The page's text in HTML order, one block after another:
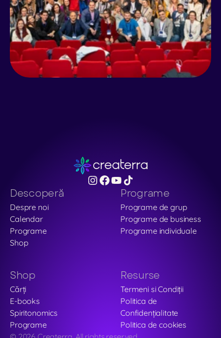
Descoperă
Despre noi
Calendar
Programe
Shop
Programe
Programe de grup
Programe de business
Programe individuale
Shop
Cărți
E-books
Spiritonomics
Programe
Resurse
Termeni si Condiții
Politica de
Confidențialitate
Politica de cookies